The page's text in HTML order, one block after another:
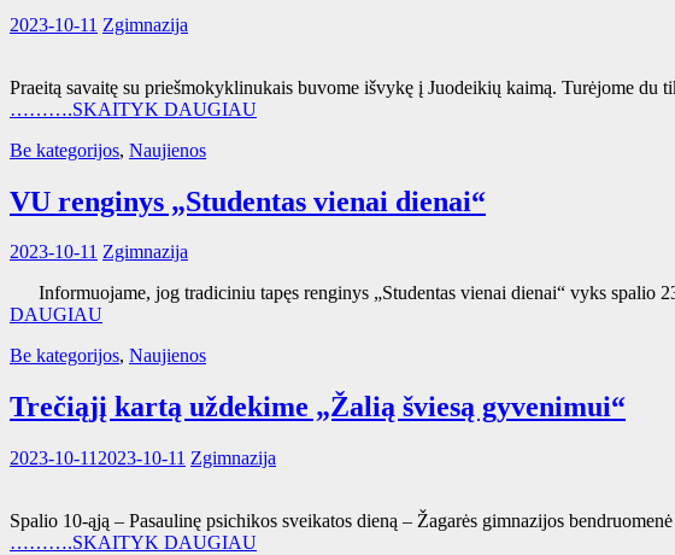
2023-10-11 Zgimnazija
Praeitą savaitę su priešmokyklinukais buvome išvykę į Juodeikių kaimą. Turėjome
……….SKAITYK DAUGIAU
Be kategorijos, Naujienos
VU renginys „Studentas vienai dienai“
2023-10-11 Zgimnazija
Informuojame, jog tradiciniu tapęs renginys „Studentas vienai dienai“ vyks spalio
DAUGIAU
Be kategorijos, Naujienos
Trečiąjį kartą uždekime „Žalią šviesą gyvenimui“
2023-10-11 2023-10-11 Zgimnazija
Spalio 10-ąją – Pasaulinę psichikos sveikatos dieną – Žagarės gimnazijos
……….SKAITYK DAUGIAU